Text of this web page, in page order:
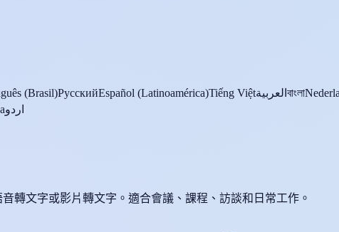
(Brasil)РусскийEspañol (Latinoamérica)Tiếng Việtالعربية বাংলা
اردو
轉文字或影片轉文字。適合會議、課程、訪談和日常工作。